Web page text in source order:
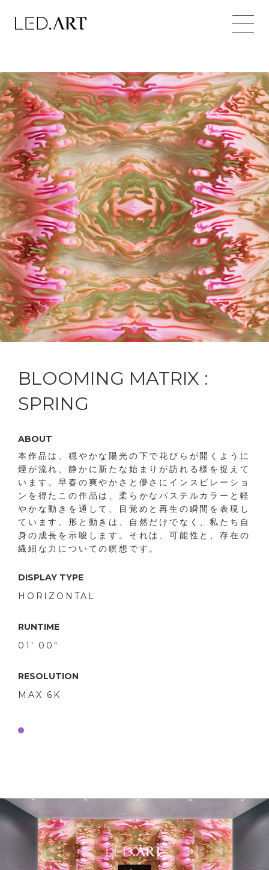
BLOOMING MATRIX :
SPRING
ABOUT
本作品は、穏やかな陽光の下で花びらが開くように
煙が流れ、静かに新たな始まりが訪れる様を捉えて
います。早春の爽やかさと儚さにインスピレーショ
ンを得たこの作品は、柔らかなパステルカラーと軽
やかな動きを通して、目覚めと再生の瞬間を表現し
ています。形と動きは、自然だけでなく、私たち自
身の成長を示唆します。それは、可能性と、存在の
繊細な力についての瞑想です。
DISPLAY TYPE
HORIZONTAL
RUNTIME
01' 00"
RESOLUTION
MAX 6K